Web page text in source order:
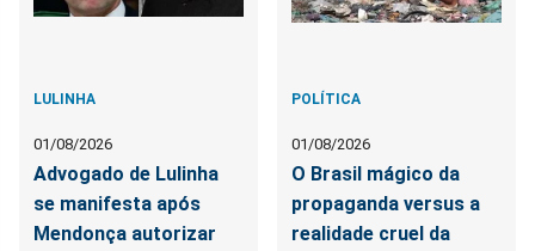
LULINHA
01/08/2026
Advogado de Lulinha
se manifesta após
Mendonça autorizar
POLÍTICA
01/08/2026
O Brasil mágico da
propaganda versus a
realidade cruel da